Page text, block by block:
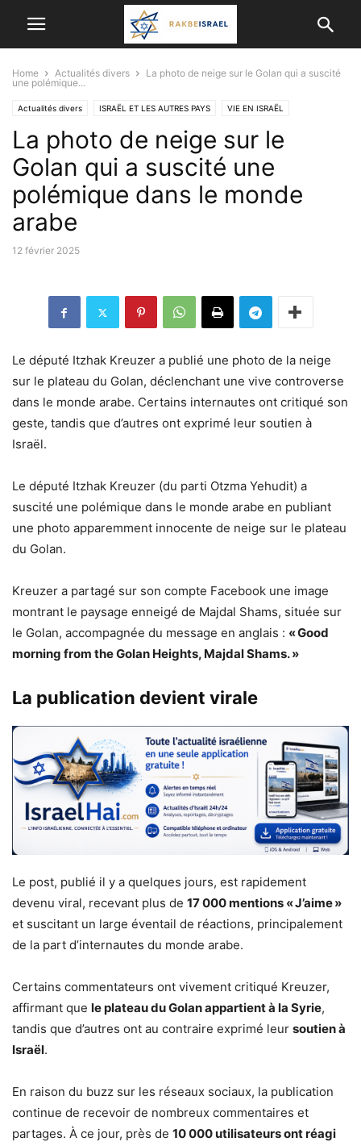
Home Actualités divers
La photo de neige sur le Golan qui a suscité
une polémique...
Actualités divers ISRAËL ET LES AUTRES PAYS VIE EN ISRAËL
La photo de neige sur le
Golan qui a suscité une
polémique dans le monde
arabe
12 février 2025
Le député Itzhak Kreuzer a publié une photo de la neige
sur le plateau du Golan, déclenchant une vive controverse
dans le monde arabe. Certains internautes ont critiqué son
geste, tandis que d’autres ont exprimé leur soutien à
Israël.
Le député Itzhak Kreuzer (du parti Otzma Yehudit) a
suscité une polémique dans le monde arabe en publiant
une photo apparemment innocente de neige sur le plateau
du Golan.
Kreuzer a partagé sur son compte Facebook une image
montrant le paysage enneigé de Majdal Shams, située sur
le Golan, accompagnée du message en anglais : « Good
morning from the Golan Heights, Majdal Shams. »
La publication devient virale
Le post, publié il y a quelques jours, est rapidement
devenu viral, recevant plus de 17 000 mentions « J’aime »
et suscitant un large éventail de réactions, principalement
de la part d’internautes du monde arabe.
Certains commentateurs ont vivement critiqué Kreuzer,
affirmant que le plateau du Golan appartient à la Syrie,
tandis que d’autres ont au contraire exprimé leur soutien à
Israël.
En raison du buzz sur les réseaux sociaux, la publication
continue de recevoir de nombreux commentaires et
partages. À ce jour, près de 10 000 utilisateurs ont réagi